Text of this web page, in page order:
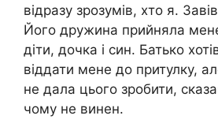
відразу зрозумів, хто я.
Його дружина прийняла мене
діти, дочка і син. Батько
віддати мене до притулку,
не дала цього зробити,
чому не винен.